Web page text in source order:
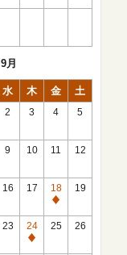
9月
水 木 金 土
2 3 4 5
9 10 11 12
16 17
18
休
館
19
23
24
休
25 26